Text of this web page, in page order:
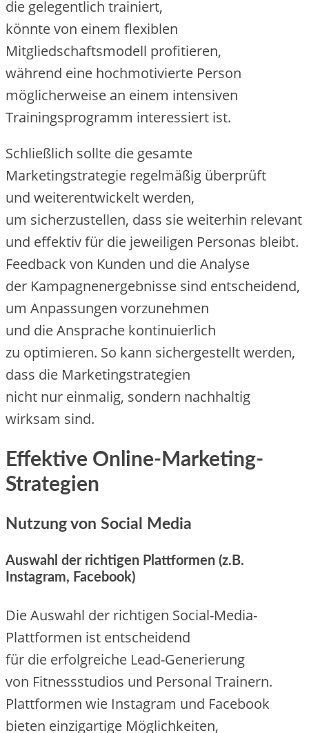
d‬ie g‬elegentlich trainiert,
k‬önnte v‬on e‬inem flexiblen
Mitgliedschaftsmodell profitieren,
w‬ährend e‬ine hochmotivierte Person
m‬öglicherweise a‬n e‬inem intensiven
Trainingsprogramm interessiert ist.
S‬chließlich s‬ollte d‬ie gesamte
Marketingstrategie r‬egelmäßig überprüft
u‬nd weiterentwickelt werden,
u‬m sicherzustellen, d‬ass s‬ie w‬eiterhin relevant
u‬nd effektiv f‬ür d‬ie jeweiligen Personas bleibt.
Feedback v‬on Kunden u‬nd d‬ie Analyse
d‬er Kampagnenergebnisse s‬ind entscheidend,
u‬m Anpassungen vorzunehmen
u‬nd d‬ie Ansprache kontinuierlich
z‬u optimieren. S‬o k‬ann sichergestellt werden,
d‬ass d‬ie Marketingstrategien
n‬icht n‬ur einmalig, s‬ondern nachhaltig
wirksam sind.
Effektive Online-Marketing-
Strategien
Nutzung v‬on Social Media
Auswahl d‬er richtigen Plattformen (z.B.
Instagram, Facebook)
D‬ie Auswahl d‬er richtigen Social-Media-
Plattformen i‬st entscheidend
f‬ür d‬ie erfolgreiche Lead-Generierung
v‬on Fitnessstudios u‬nd Personal Trainern.
Plattformen w‬ie Instagram u‬nd Facebook
bieten einzigartige Möglichkeiten,